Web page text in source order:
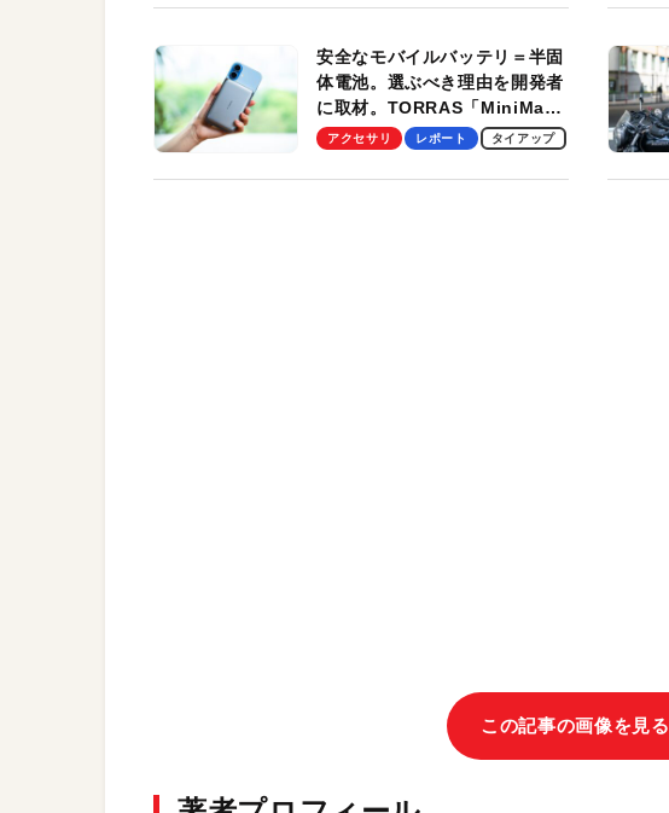
安全なモバイルバッテリ＝半固
体電池。選ぶべき理由を開発者
に取材。TORRAS「MiniMag
Pro」の実機レビューも
アクセサリ レポート タイアップ
この記事の画像を見る